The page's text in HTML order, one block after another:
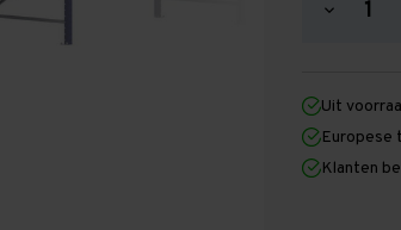
2.000
mm
x
17.200
mm
Uit
Europese
Klanten